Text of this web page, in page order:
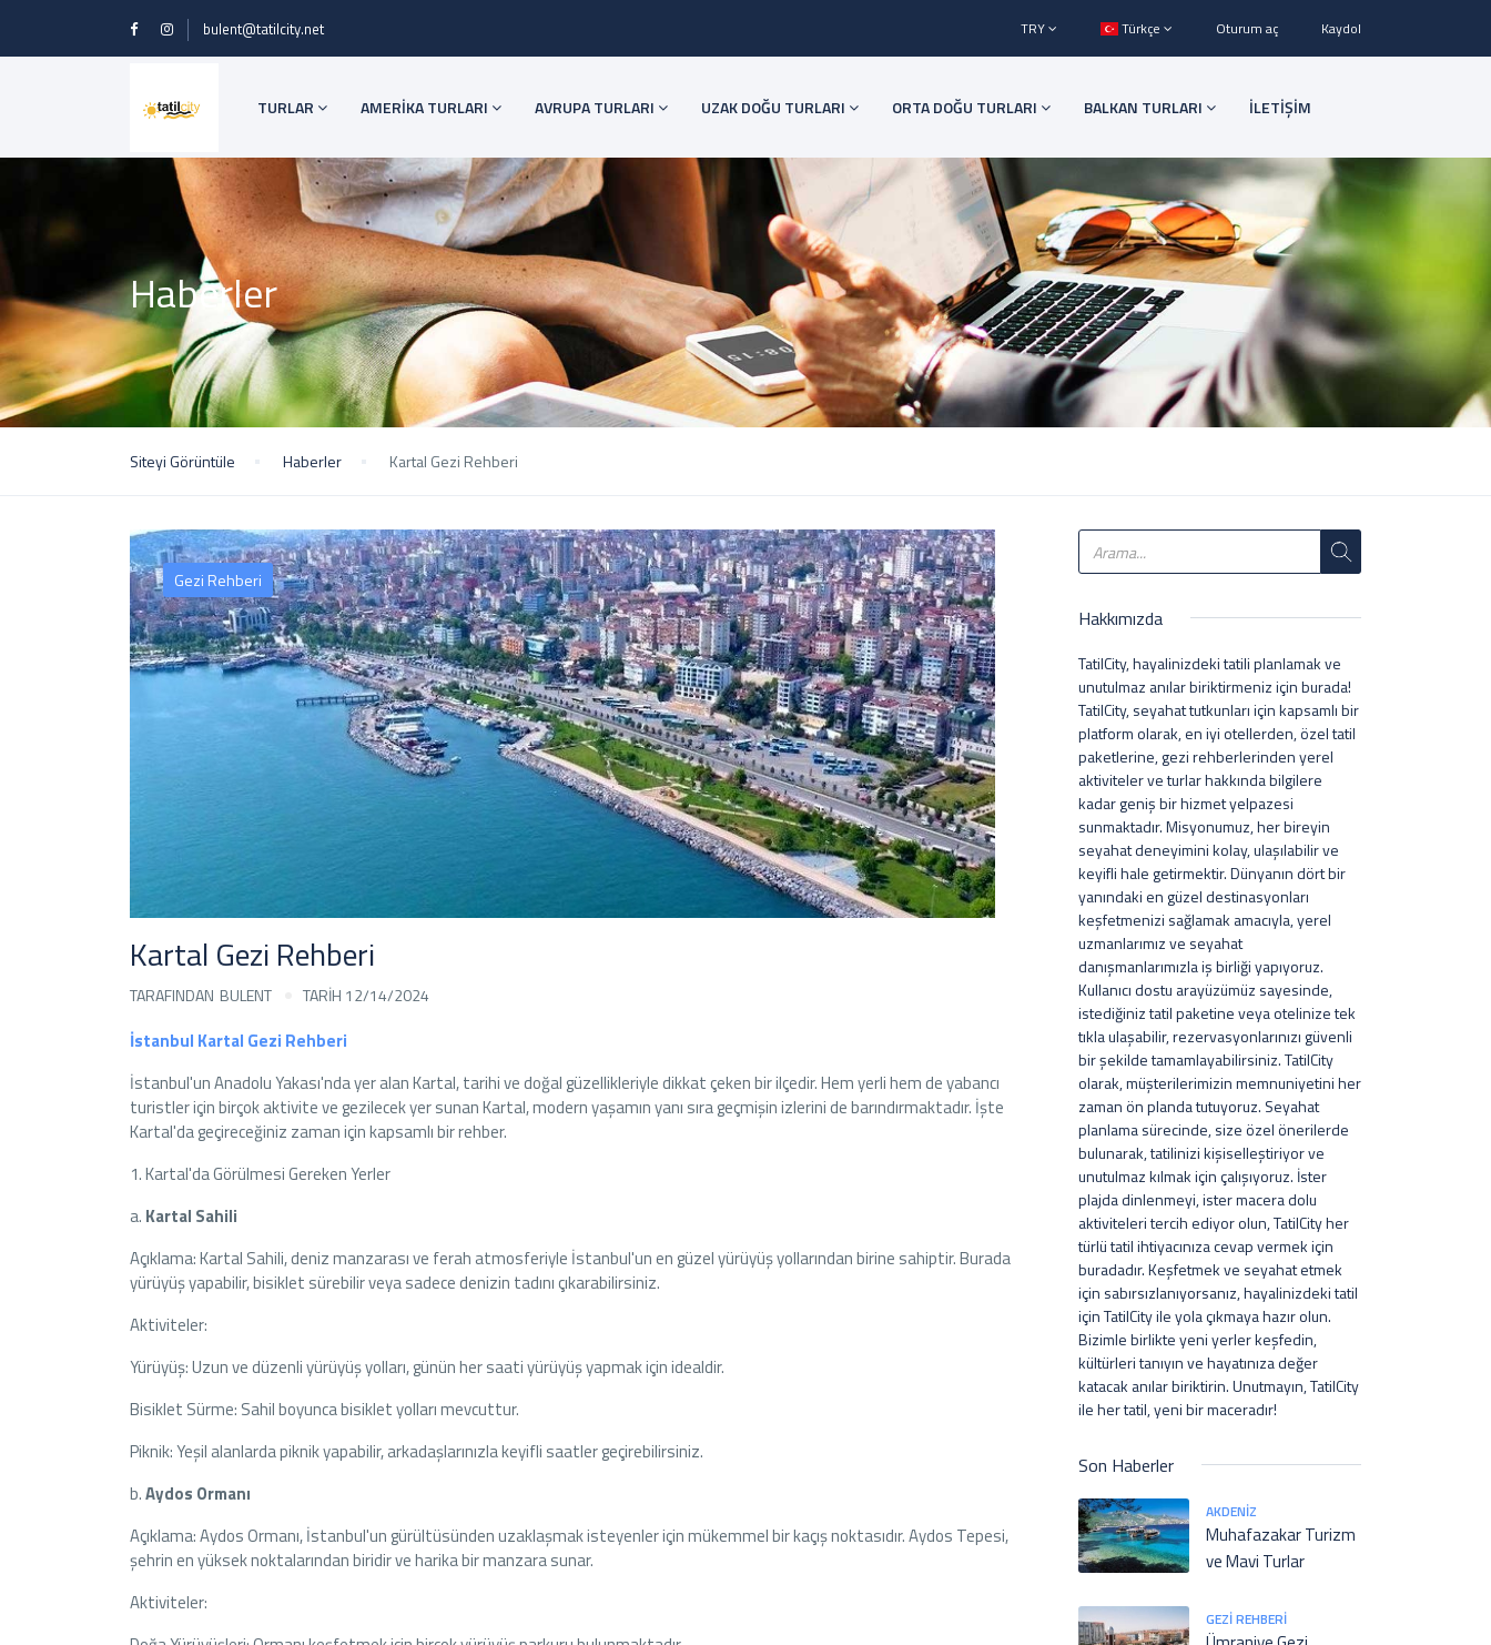
bulent@tatilcity.net TRY Türkçe Oturum aç Kaydol
TURLAR AMERİKA TURLARI AVRUPA TURLARI UZAK DOĞU TURLARI ORTA DOĞU TURLARI BALKAN TURLARI İLETİŞİM
Haberler
Siteyi Görüntüle Haberler Kartal Gezi Rehberi
Gezi Rehberi
Kartal Gezi Rehberi
TARAFINDAN BULENT TARİH 12/14/2024
İstanbul Kartal Gezi Rehberi
İstanbul'un Anadolu Yakası'nda yer alan Kartal, tarihi ve doğal güzellikleriyle dikkat çeken bir ilçedir. Hem yerli hem de yabancı
turistler için birçok aktivite ve gezilecek yer sunan Kartal, modern yaşamın yanı sıra geçmişin izlerini de barındırmaktadır. İşte
Kartal'da geçireceğiniz zaman için kapsamlı bir rehber.
1. Kartal'da Görülmesi Gereken Yerler
a. Kartal Sahili
Açıklama: Kartal Sahili, deniz manzarası ve ferah atmosferiyle İstanbul'un en güzel yürüyüş yollarından birine sahiptir. Burada
yürüyüş yapabilir, bisiklet sürebilir veya sadece denizin tadını çıkarabilirsiniz.
Aktiviteler:
Yürüyüş: Uzun ve düzenli yürüyüş yolları, günün her saati yürüyüş yapmak için idealdir.
Bisiklet Sürme: Sahil boyunca bisiklet yolları mevcuttur.
Piknik: Yeşil alanlarda piknik yapabilir, arkadaşlarınızla keyifli saatler geçirebilirsiniz.
b.Aydos Ormanı
Açıklama: Aydos Ormanı, İstanbul'un gürültüsünden uzaklaşmak isteyenler için mükemmel bir kaçış noktasıdır. Aydos Tepesi,
şehrin en yüksek noktalarından biridir ve harika bir manzara sunar.
Aktiviteler:
Hakkımızda
TatilCity, hayalinizdeki tatili planlamak ve
unutulmaz anılar biriktirmeniz için burada!
TatilCity, seyahat tutkunları için kapsamlı bir
platform olarak, en iyi otellerden, özel tatil
paketlerine, gezi rehberlerinden yerel
aktiviteler ve turlar hakkında bilgilere
kadar geniş bir hizmet yelpazesi
sunmaktadır. Misyonumuz, her bireyin
seyahat deneyimini kolay, ulaşılabilir ve
keyifli hale getirmektir. Dünyanın dört bir
yanındaki en güzel destinasyonları
keşfetmenizi sağlamak amacıyla, yerel
uzmanlarımız ve seyahat
danışmanlarımızla iş birliği yapıyoruz.
Kullanıcı dostu arayüzümüz sayesinde,
istediğiniz tatil paketine veya otelinize tek
tıkla ulaşabilir, rezervasyonlarınızı güvenli
bir şekilde tamamlayabilirsiniz. TatilCity
olarak, müşterilerimizin memnuniyetini her
zaman ön planda tutuyoruz. Seyahat
planlama sürecinde, size özel önerilerde
bulunarak, tatilinizi kişiselleştiriyor ve
unutulmaz kılmak için çalışıyoruz. İster
plajda dinlenmeyi, ister macera dolu
aktiviteleri tercih ediyor olun, TatilCity her
türlü tatil ihtiyacınıza cevap vermek için
buradadır. Keşfetmek ve seyahat etmek
için sabırsızlanıyorsanız, hayalinizdeki tatil
için TatilCity ile yola çıkmaya hazır olun.
Bizimle birlikte yeni yerler keşfedin,
kültürleri tanıyın ve hayatınıza değer
katacak anılar biriktirin. Unutmayın, TatilCity
ile her tatil, yeni bir maceradır!
Son Haberler
AKDENIZ
Muhafazakar Turizm
ve Mavi Turlar
GEZI REHBERI